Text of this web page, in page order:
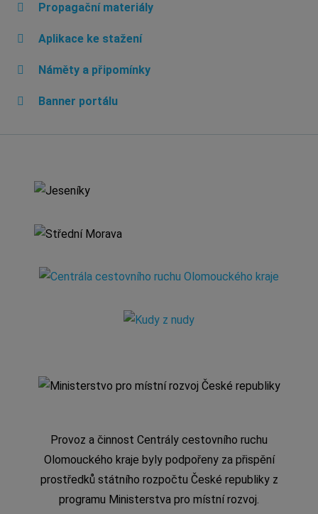
Propagační materiály
Aplikace ke stažení
Náměty a připomínky
Banner portálu
Provoz a činnost Centrály cestovního ruchu
Olomouckého kraje byly podpořeny za přispění
prostředků státního rozpočtu České republiky z
programu Ministerstva pro místní rozvoj.